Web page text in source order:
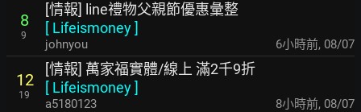
8
9
[情報] line禮物父親節優惠彙整
[ Lifeismoney]
johnyou 6小時前, 08/07
12
19
[情報] 萬家福實體/線上 滿2千9折
[ Lifeismoney]
a5180123 8小時前, 08/07